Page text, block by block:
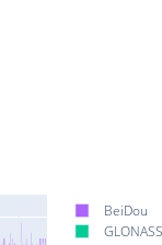
BeiDou
GLONASS